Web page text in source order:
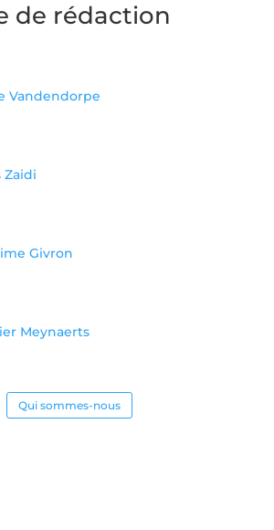
de rédaction
Vandendorpe
Zaidi
Givron
Meynaerts
Qui sommes-nous